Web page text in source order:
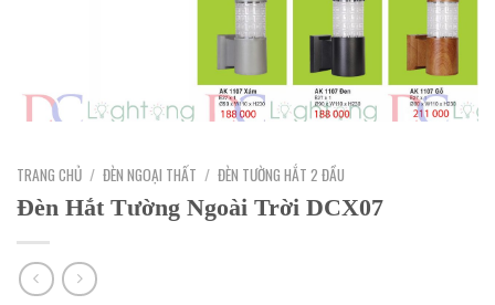
TRANG CHỦ / ĐÈN NGOẠI THẤT / ĐÈN TƯỜNG HẮT 2 ĐẦU
Đèn Hắt Tường Ngoài Trời DCX07